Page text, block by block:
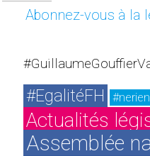
Abonnez-vous à la
#EgalitéFH
Actualités
Assemblée